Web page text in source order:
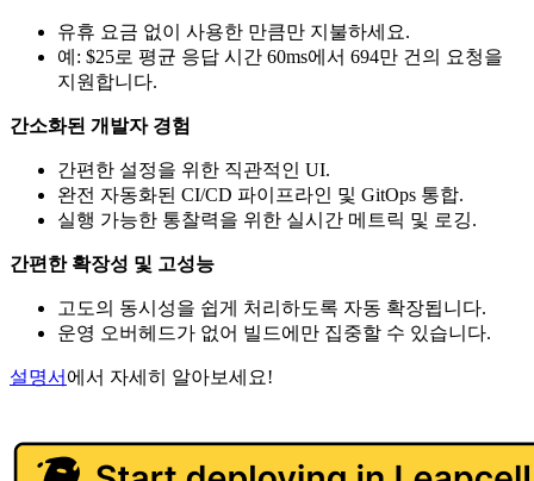
유휴 요금 없이 사용한 만큼만 지불하세요.
예: $25로 평균 응답 시간 60ms에서 694만 건의 요청을
지원합니다.
간소화된 개발자 경험
간편한 설정을 위한 직관적인 UI.
완전 자동화된 CI/CD 파이프라인 및 GitOps 통합.
실행 가능한 통찰력을 위한 실시간 메트릭 및 로깅.
간편한 확장성 및 고성능
고도의 동시성을 쉽게 처리하도록 자동 확장됩니다.
운영 오버헤드가 없어 빌드에만 집중할 수 있습니다.
설명서 에서 자세히 알아보세요!